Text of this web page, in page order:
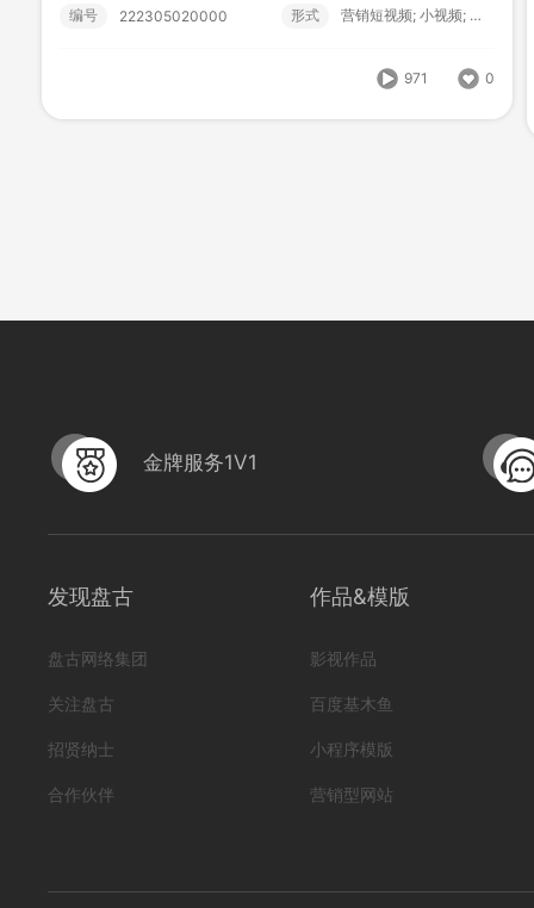
0
编号 222305020000 形式 营销短视频; 小视频; 初级款;
971 0
HB-SPH01搬家公司
编号 形式
金牌服务1V1
发现盘古
盘古网络集团
关注盘古
招贤纳士
合作伙伴
作品&模版
影视作品
百度基木鱼
小程序模版
营销型网站